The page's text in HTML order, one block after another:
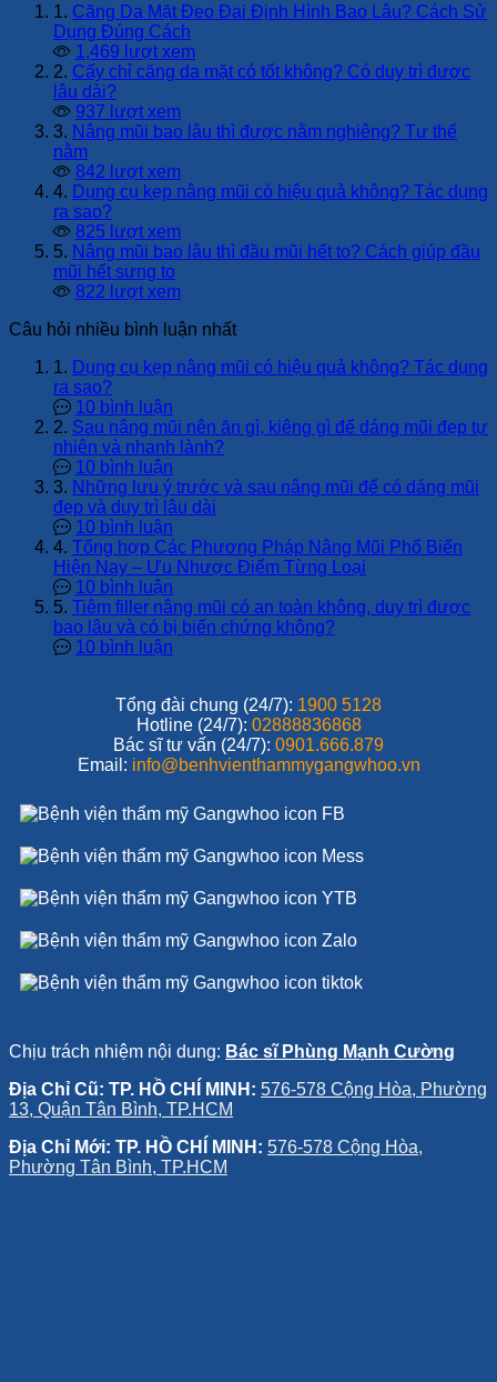
1. Căng Da Mặt Đeo Đai Định Hình Bao Lâu? Cách Sử
Dụng Đúng Cách
1,469 lượt xem
2. Cấy chỉ căng da mặt có tốt không? Có duy trì được
lâu dài?
937 lượt xem
3. Nâng mũi bao lâu thì được nằm nghiêng? Tư thế
nằm
842 lượt xem
4. Dụng cụ kẹp nâng mũi có hiệu quả không? Tác dụng
ra sao?
825 lượt xem
5. Nâng mũi bao lâu thì đầu mũi hết to? Cách giúp đầu
mũi hết sưng to
822 lượt xem
Câu hỏi nhiều bình luận nhất
1. Dụng cụ kẹp nâng mũi có hiệu quả không? Tác dụng
ra sao?
10 bình luận
2. Sau nâng mũi nên ăn gì, kiêng gì để dáng mũi đẹp tự
nhiên và nhanh lành?
10 bình luận
3. Những lưu ý trước và sau nâng mũi để có dáng mũi
đẹp và duy trì lâu dài
10 bình luận
4. Tổng hợp Các Phương Pháp Nâng Mũi Phổ Biến
Hiện Nay – Ưu Nhược Điểm Từng Loại
10 bình luận
5. Tiêm filler nâng mũi có an toàn không, duy trì được
bao lâu và có bị biến chứng không?
10 bình luận
Tổng đài chung (24/7): 1900 5128
Hotline (24/7): 02888836868
Bác sĩ tư vấn (24/7): 0901.666.879
Email: info@benhvienthammygangwhoo.vn
Chịu trách nhiệm nội dung: Bác sĩ Phùng Mạnh Cường
Địa Chỉ Cũ: TP. HỒ CHÍ MINH: 576-578 Cộng Hòa, Phường
13, Quận Tân Bình, TP.HCM
Địa Chỉ Mới: TP. HỒ CHÍ MINH: 576-578 Cộng Hòa,
Phường Tân Bình, TP.HCM